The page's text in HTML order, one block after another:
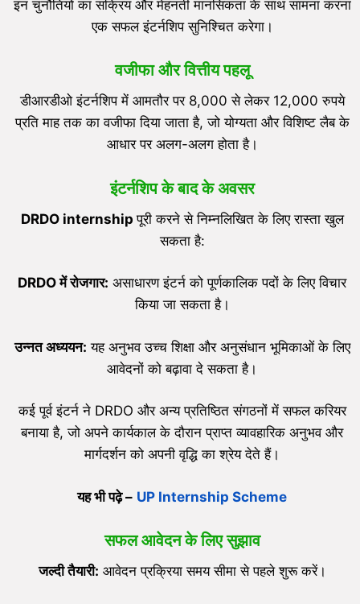
इन चुनौतियों का सक्रिय और मेहनती मानसिकता के साथ सामना करना
एक सफल इंटर्नशिप सुनिश्चित करेगा।
वजीफा और वित्तीय पहलू
डीआरडीओ इंटर्नशिप में आमतौर पर 8,000 से लेकर 12,000 रुपये
प्रति माह तक का वजीफा दिया जाता है, जो योग्यता और विशिष्ट लैब के
आधार पर अलग-अलग होता है।
इंटर्नशिप के बाद के अवसर
DRDOinternshipपूरी करने से निम्नलिखित के लिए रास्ता खुल
सकता है:
DRDOमें रोजगार: असाधारण इंटर्न को पूर्णकालिक पदों के लिए विचार
किया जा सकता है।
उन्नत अध्ययन: यह अनुभव उच्च शिक्षा और अनुसंधान भूमिकाओं के लिए
आवेदनों को बढ़ावा दे सकता है।
कई पूर्व इंटर्न ने DRDO और अन्य प्रतिष्ठित संगठनों में सफल करियर
बनाया है, जो अपने कार्यकाल के दौरान प्राप्त व्यावहारिक अनुभव और
मार्गदर्शन को अपनी वृद्धि का श्रेय देते हैं।
यह भी पढ़े – UP Internship Scheme
सफल आवेदन के लिए सुझाव
जल्दी तैयारी: आवेदन प्रक्रिया समय सीमा से पहले शुरू करें।